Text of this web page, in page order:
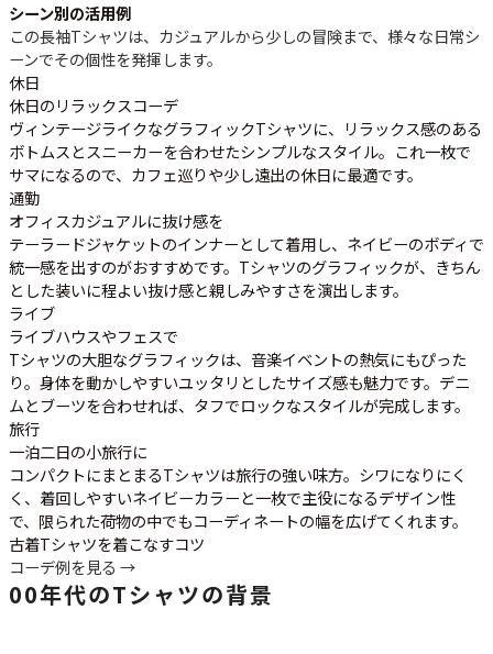
シーン別の活用例
この長袖Tシャツは、カジュアルから少しの冒険まで、様々な日常シ
ーンでその個性を発揮します。
休日
休日のリラックスコーデ
ヴィンテージライクなグラフィックTシャツに、リラックス感のある
ボトムスとスニーカーを合わせたシンプルなスタイル。これ一枚で
サマになるので、カフェ巡りや少し遠出の休日に最適です。
通勤
オフィスカジュアルに抜け感を
テーラードジャケットのインナーとして着用し、ネイビーのボディで
統一感を出すのがおすすめです。Tシャツのグラフィックが、きちん
とした装いに程よい抜け感と親しみやすさを演出します。
ライブ
ライブハウスやフェスで
Tシャツの大胆なグラフィックは、音楽イベントの熱気にもぴった
り。身体を動かしやすいユッタリとしたサイズ感も魅力です。デニ
ムとブーツを合わせれば、タフでロックなスタイルが完成します。
旅行
一泊二日の小旅行に
コンパクトにまとまるTシャツは旅行の強い味方。シワになりにく
く、着回しやすいネイビーカラーと一枚で主役になるデザイン性
で、限られた荷物の中でもコーディネートの幅を広げてくれます。
古着Tシャツを着こなすコツ
コーデ例を見る →
00年代のTシャツの背景